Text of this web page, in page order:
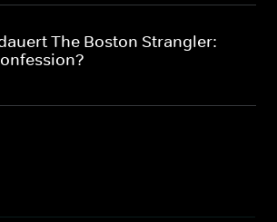
The Boston Strangler: